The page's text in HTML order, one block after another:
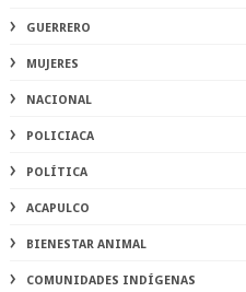
GUERRERO
MUJERES
NACIONAL
POLICIACA
POLÍTICA
ACAPULCO
BIENESTAR ANIMAL
COMUNIDADES INDÍGENAS